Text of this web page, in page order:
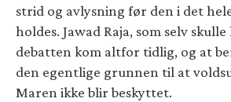
strid og avlysning før den i det
holdes. Jawad Raja, som selv
debatten kom altfor tidlig, og at
den egentlige grunnen til at
Maren ikke blir beskyttet.